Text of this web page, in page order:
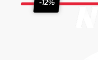
-12%